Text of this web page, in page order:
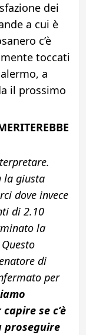
dei
a cui è
c’è
toccati
a
il prossimo
la giusta
dove invece
di 2.10
la
di
per
se c’è
proseguire